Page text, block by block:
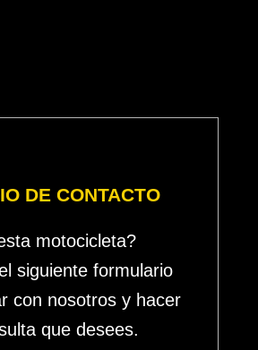
DE CONTACTO
motocicleta?
siguiente formulario
con nosotros y hacer
que desees.